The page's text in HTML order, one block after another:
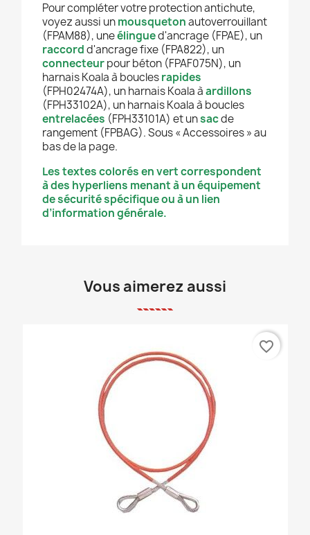
Pour compléter votre protection antichute,
voyez aussi unmousquetonautoverrouillant
(FPAM88), uneélingued'ancrage (FPAE), un
raccordd'ancrage fixe (FPA822), un
connecteurpour béton (FPAF075N), un
harnais Koala à bouclesrapides
(FPH02474A), un harnais Koala àardillons
(FPH33102A), un harnais Koala à boucles
entrelacées (FPH33101A) et unsacde
rangement (FPBAG). Sous « Accessoires » au
bas de la page.
Les textes colorés en vert correspondent
à des hyperliens menant à un équipement
de sécurité spécifique ou à un lien
d’information générale.
Vous aimerez aussi
favorite_border